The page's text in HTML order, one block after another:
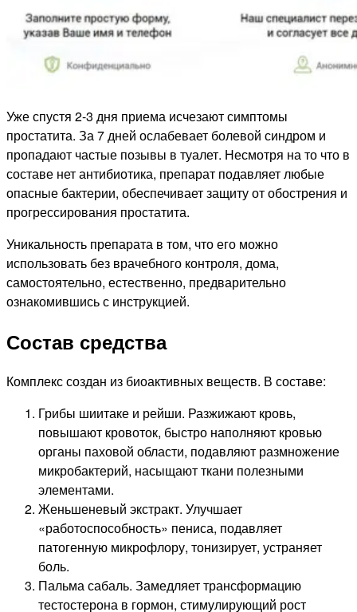
Уже спустя 2-3 дня приема исчезают симптомы
простатита. За 7 дней ослабевает болевой синдром и
пропадают частые позывы в туалет. Несмотря на то что в
составе нет антибиотика, препарат подавляет любые
опасные бактерии, обеспечивает защиту от обострения и
прогрессирования простатита.
Уникальность препарата в том, что его можно
использовать без врачебного контроля, дома,
самостоятельно, естественно, предварительно
ознакомившись с инструкцией.
Состав средства
Комплекс создан из биоактивных веществ. В составе:
Грибы шиитаке и рейши. Разжижают кровь,
повышают кровоток, быстро наполняют кровью
органы паховой области, подавляют размножение
микробактерий, насыщают ткани полезными
элементами.
Женьшеневый экстракт. Улучшает
«работоспособность» пениса, подавляет
патогенную микрофлору, тонизирует, устраняет
боль.
Пальма сабаль. Замедляет трансформацию
тестостерона в гормон, стимулирующий рост